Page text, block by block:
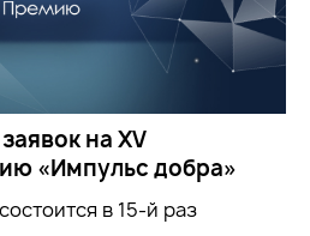
на XV
«Импульс добра»
в 15-й раз